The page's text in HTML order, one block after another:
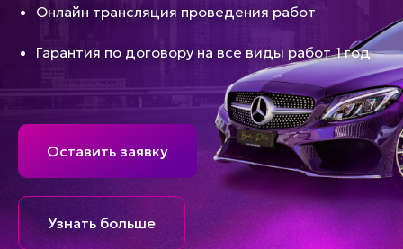
Онлайн трансляция проведения работ
Гарантия по договору на все виды работ 1 год
Оставить заявку
Узнать больше